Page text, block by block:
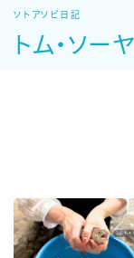
トム・ソー
ソトアソビ日記
魚図鑑・レシピ